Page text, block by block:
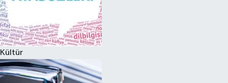
Kültür